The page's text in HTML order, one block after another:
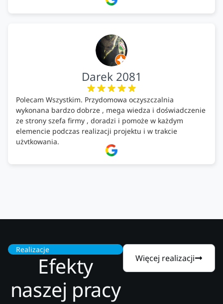
Darek 2081
Polecam Wszystkim. Przydomowa oczyszczalnia
wykonana bardzo dobrze , mega wiedza i doświadczenie
ze strony szefa firmy , doradzi i pomoże w każdym
elemencie podczas realizacji projektu i w trakcie
użytkowania.
Firma godna zaufania. Tak trzymać!
Realizacje
Efekty
naszej pracy
Więcej realizacji